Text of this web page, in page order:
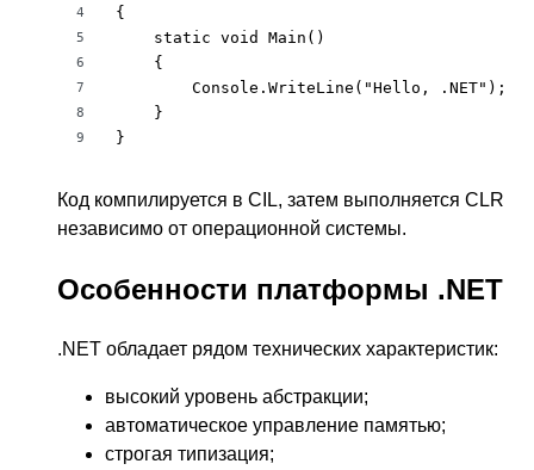
4
5
6
7
8
9
{
    static void Main()
    {
        Console.WriteLine("Hello, .NET");
    }
}
Код компилируется в CIL, затем выполняется CLR
независимо от операционной системы.
Особенности платформы .NET
.NET обладает рядом технических характеристик:
высокий уровень абстракции;
автоматическое управление памятью;
строгая типизация;